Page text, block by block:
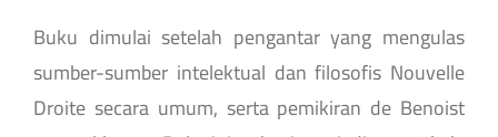
Buku dimulai setelah pengantar yang mengulas
sumber-sumber intelektual dan filosofis Nouvelle
Droite secara umum, serta pemikiran de Benoist